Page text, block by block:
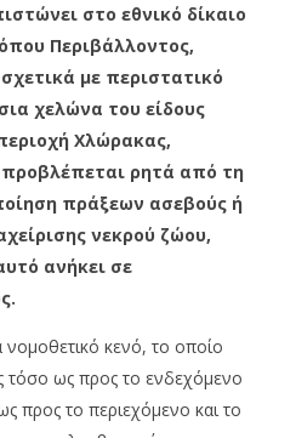
στο εθνικό δίκαιο
Περιβάλλοντος,
με περιστατικό
χελώνα του είδους
Χλώρακας,
ρητά από τη
πράξεων ασεβούς ή
νεκρού ζώου,
ανήκει σε
κενό, το οποίο
τόσο ως προς το ενδεχόμενο
προς το περιεχόμενο και το